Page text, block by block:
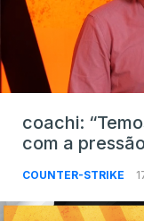
coachi:
com a
COUNTER-STRIKE